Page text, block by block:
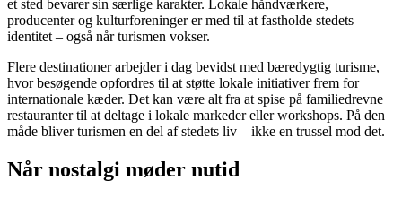
et sted bevarer sin særlige karakter. Lokale håndværkere,
producenter og kulturforeninger er med til at fastholde stedets
identitet – også når turismen vokser.
Flere destinationer arbejder i dag bevidst med bæredygtig turisme,
hvor besøgende opfordres til at støtte lokale initiativer frem for
internationale kæder. Det kan være alt fra at spise på familiedrevne
restauranter til at deltage i lokale markeder eller workshops. På den
måde bliver turismen en del af stedets liv – ikke en trussel mod det.
Når nostalgi møder nutid